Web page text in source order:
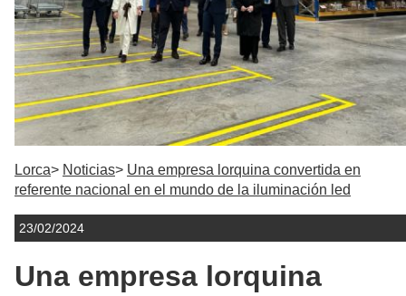
Lorca Noticias
Una empresa lorquina convertida en
referente nacional en el mundo de la iluminación led
23/02/2024
Una empresa lorquina